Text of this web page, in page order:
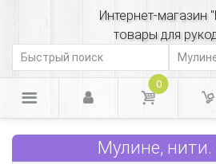
Интернет-магазин
товары для
0
Мулине, нити.